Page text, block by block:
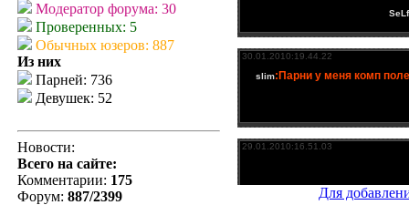
Модератор форума: 30
Проверенных: 5
Обычных юзеров: 887
Из них
Парней: 736
Девушек: 52
Новости:
Всего на сайте:
Комментарии: 175
Форум: 887/2399
Для